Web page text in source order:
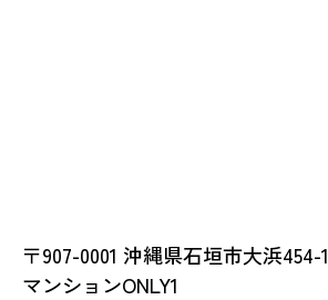
〒907-0001 沖縄県石垣市大浜454-1
マンションONLY1